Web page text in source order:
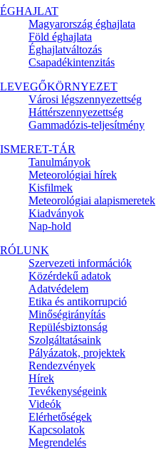
ÉGHAJLAT
Magyarország éghajlata
Föld éghajlata
Éghajlatváltozás
Csapadékintenzitás
LEVEGŐKÖRNYEZET
Városi légszennyezettség
Háttérszennyezettség
Gammadózis-teljesítmény
ISMERET-TÁR
Tanulmányok
Meteorológiai hírek
Kisfilmek
Meteorológiai alapismeretek
Kiadványok
Nap-hold
RÓLUNK
Szervezeti információk
Közérdekű adatok
Adatvédelem
Etika és antikorrupció
Minőségirányítás
Repülésbiztonság
Szolgáltatásaink
Pályázatok, projektek
Rendezvények
Hírek
Tevékenységeink
Videók
Elérhetőségek
Kapcsolatok
Megrendelés